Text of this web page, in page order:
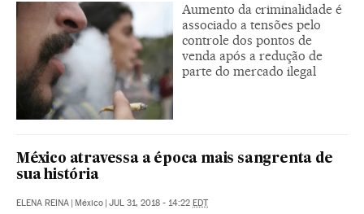
Aumento da criminalidade é
associado a tensões pelo
controle dos pontos de
venda após a redução de
parte do mercado ilegal
México atravessa a época mais sangrenta de
sua história
ELENA REINA | México | JUL 31, 2018 - 14:22 EDT